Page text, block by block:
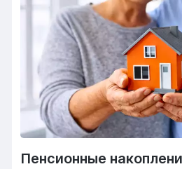
Пенсионные